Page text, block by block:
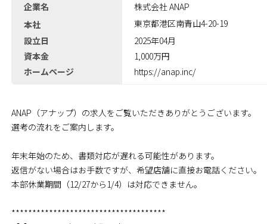
企業名
株式会社 ANAP
本社
東京都港区南青山4-20-19
設立日
2025年04月
資本金
1,000万円
ホームページ
https://anap.inc/
ANAP（アナップ）の求人をご覧いただきありがとうございます。
選考の流れをご案内します。
年末年始のため、書類対応が遅れる可能性があります。
返信がない場合はお手数ですが、希望店舗に直接お電話ください。
本部休業期間（12/27から1/4）は対応できません。
*************************************